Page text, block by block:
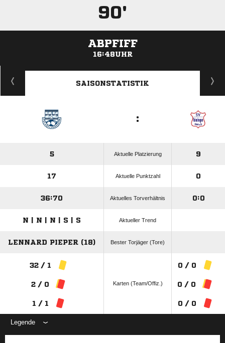
90'
ABPFIFF
16:48UHR
ANZEIGE
SAISONSTATISTIK
:
5 Aktuelle Platzierung 9
17 Aktuelle Punktzahl 0
36:70 Aktuelles Torverhältnis 0:0
N | N | N | S | S Aktueller Trend
LENNARD PIEPER (18) Bester Torjäger (Tore)
32 / 1
2 / 0
1 / 1
Karten (Team/Offiz.)
0 / 0
0 / 0
0 / 0
Legende
ANZEIGE